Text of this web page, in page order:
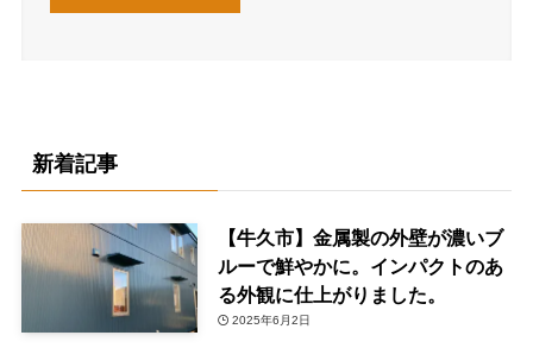
新着記事
【牛久市】金属製の外壁が濃いブ
ルーで鮮やかに。インパクトのあ
る外観に仕上がりました。
2025年6月2日